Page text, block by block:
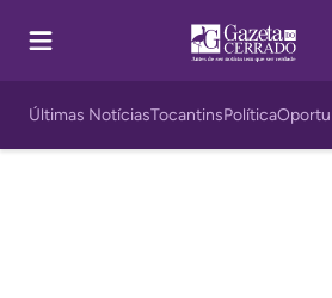
Últimas NotíciasTocantinsPolítica